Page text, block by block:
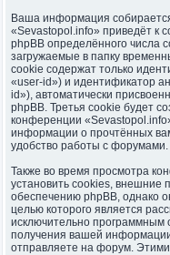
Ваша информация
«Sevastopol.info» приведёт к
phpBB определённого числа
загружаемые в папку
cookie содержат только
«user-id») и идентификатор
id»), автоматически
phpBB. Третья cookie будет
конференции
информации о прочтённых
удобство работы с форумами.
Также во время просмотра
установить cookies, внешние
обеспечению phpBB, однако
целью которого является
исключительно программным
получения вашей
отправляете на форум.